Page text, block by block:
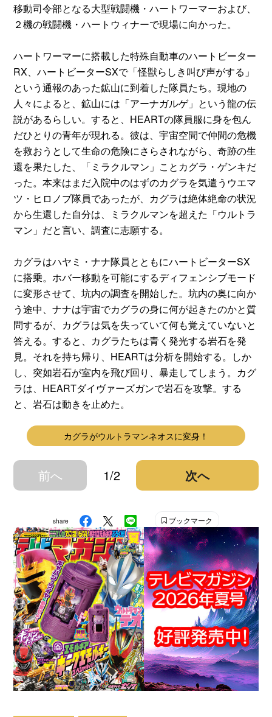
移動司令部となる大型戦闘機・ハートワーマーおよび、
２機の戦闘機・ハートウィナーで現場に向かった。
ハートワーマーに搭載した特殊自動車のハートビーター
RX、ハートビーターSXで「怪獣らしき叫び声がする」
という通報のあった鉱山に到着した隊員たち。現地の
人々によると、鉱山には「アーナガルゲ」という龍の伝
説があるらしい。すると、HEARTの隊員服に身を包ん
だひとりの青年が現れる。彼は、宇宙空間で仲間の危機
を救おうとして生命の危険にさらされながら、奇跡の生
還を果たした、「ミラクルマン」ことカグラ・ゲンキだ
った。本来はまだ入院中のはずのカグラを気遣うウエマ
ツ・ヒロノブ隊員であったが、カグラは絶体絶命の状況
から生還した自分は、ミラクルマンを超えた「ウルトラ
マン」だと言い、調査に志願する。
カグラはハヤミ・ナナ隊員とともにハートビーターSX
に搭乗。ホバー移動を可能にするディフェンシブモード
に変形させて、坑内の調査を開始した。坑内の奥に向か
う途中、ナナは宇宙でカグラの身に何が起きたのかと質
問するが、カグラは気を失っていて何も覚えていないと
答える。すると、カグラたちは青く発光する岩石を発
見。それを持ち帰り、HEARTは分析を開始する。しか
し、突如岩石が室内を飛び回り、暴走してしまう。カグ
ラは、HEARTダイヴァーズガンで岩石を攻撃。する
と、岩石は動きを止めた。
カグラがウルトラマンネオスに変身！
前へ 1/2 次へ
share ブックマーク